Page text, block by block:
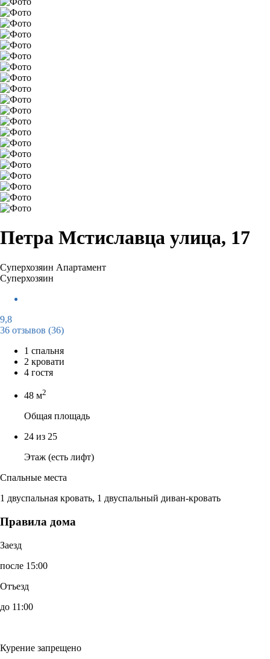
Петра Мстиславца улица, 17
Суперхозяин Апартамент
Суперхозяин
9,8
36 отзывов (36)
1 спальня
2 кровати
4 гостя
48 м2
Общая площадь
24 из 25
Этаж (есть лифт)
Спальные места
1 двуспальная кровать, 1 двуспальный диван-кровать
Правила дома
Заезд
после 15:00
Отъезд
до 11:00
Курение запрещено